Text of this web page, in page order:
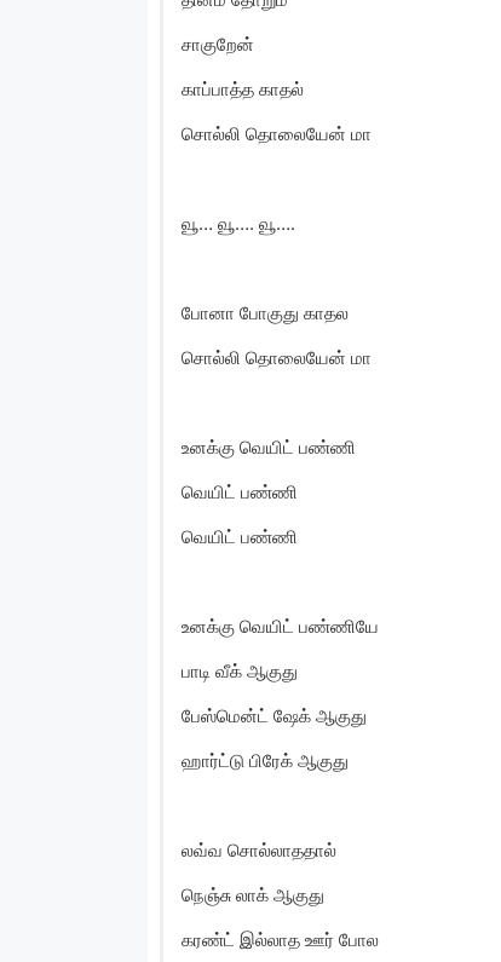
சாகுறேன்
காப்பாத்த காதல்
சொல்லி தொலையேன் மா
வூ… வூ…. வூ….
போனா போகுது காதல
சொல்லி தொலையேன் மா
உனக்கு வெயிட் பண்ணி
வெயிட் பண்ணி
வெயிட் பண்ணி
உனக்கு வெயிட் பண்ணியே
பாடி வீக் ஆகுது
பேஸ்மென்ட் ஷேக் ஆகுது
ஹார்ட்டு பிரேக் ஆகுது
லவ்வ சொல்லாததால்
நெஞ்சு லாக் ஆகுது
கரண்ட் இல்லாத ஊர் போல